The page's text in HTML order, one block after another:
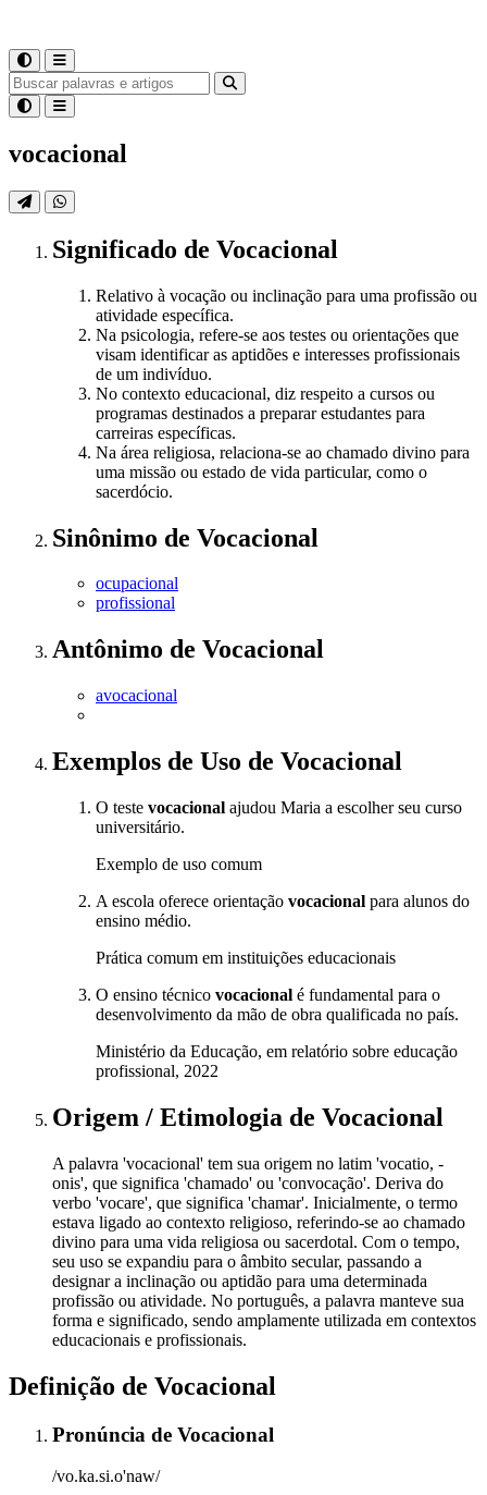
vocacional
Significado de Vocacional
Relativo à vocação ou inclinação para uma profissão ou
atividade específica.
Na psicologia, refere-se aos testes ou orientações que
visam identificar as aptidões e interesses profissionais
de um indivíduo.
No contexto educacional, diz respeito a cursos ou
programas destinados a preparar estudantes para
carreiras específicas.
Na área religiosa, relaciona-se ao chamado divino para
uma missão ou estado de vida particular, como o
sacerdócio.
Sinônimo de Vocacional
ocupacional
profissional
Antônimo de Vocacional
avocacional
Exemplos de Uso de Vocacional
O teste vocacional ajudou Maria a escolher seu curso
universitário.
Exemplo de uso comum
A escola oferece orientação vocacional para alunos do
ensino médio.
Prática comum em instituições educacionais
O ensino técnico vocacional é fundamental para o
desenvolvimento da mão de obra qualificada no país.
Ministério da Educação, em relatório sobre educação
profissional, 2022
Origem / Etimologia de Vocacional
A palavra 'vocacional' tem sua origem no latim 'vocatio, -
onis', que significa 'chamado' ou 'convocação'. Deriva do
verbo 'vocare', que significa 'chamar'. Inicialmente, o termo
estava ligado ao contexto religioso, referindo-se ao chamado
divino para uma vida religiosa ou sacerdotal. Com o tempo,
seu uso se expandiu para o âmbito secular, passando a
designar a inclinação ou aptidão para uma determinada
profissão ou atividade. No português, a palavra manteve sua
forma e significado, sendo amplamente utilizada em contextos
educacionais e profissionais.
Definição de Vocacional
Pronúncia de Vocacional
/vo.ka.si.o'naw/